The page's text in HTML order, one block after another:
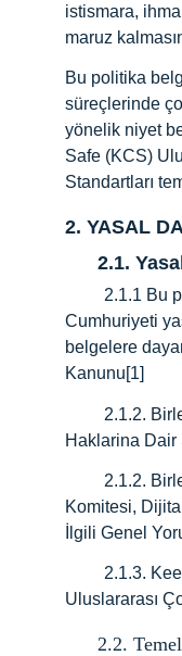
istismara,
maruz
Bu politika
süreçlerinde
yönelik niyet
Safe (KCS)
Standartları
2. YASAL
2.1.
Cumhuriyeti
belgelere
Kanunu[1]
Haklarina
Komitesi,
İlgili Genel
Uluslararası